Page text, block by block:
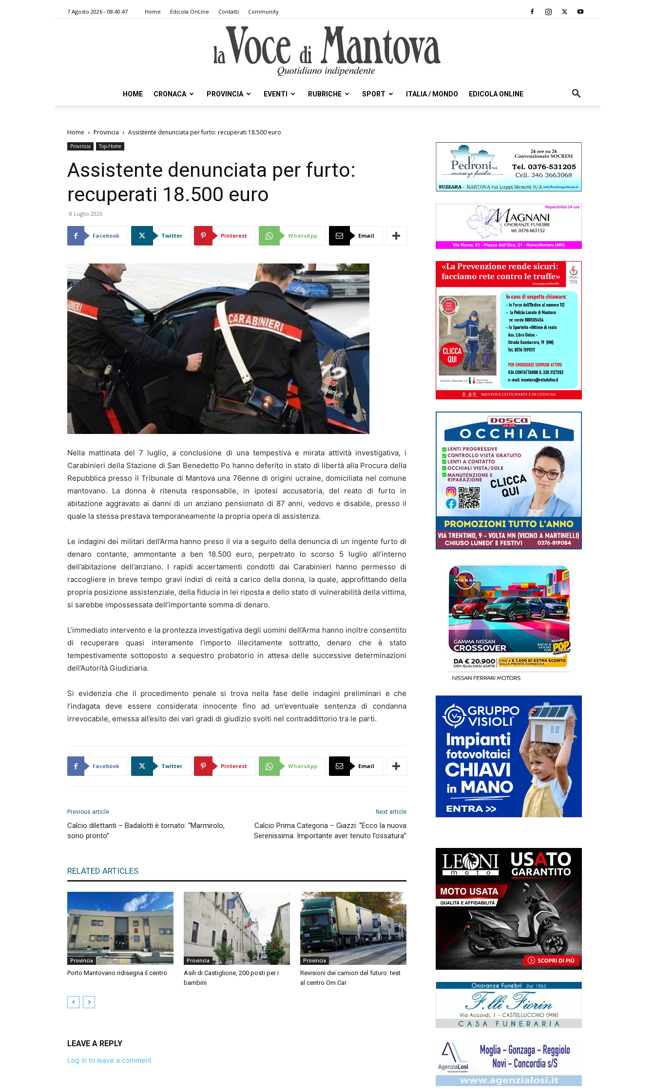
7 Agosto 2026 - 08:40:47 Home Edicola OnLine Contatti Community
Voce
Mantova
HOME CRONACA PROVINCIA EVENTI RUBRICHE SPORT ITALIA / MONDO EDICOLA ONLINE
Home Provincia Assistente denunciata per furto: recuperati 18.500 euro
Provincia Top-Home
Assistente denunciata per furto:
recuperati 18.500 euro
8 Luglio 2026
Facebook Twitter Pinterest WhatsApp Email
Nella mattinata del 7 luglio, a conclusione di una tempestiva e mirata attività investigativa, i
Carabinieri della Stazione di San Benedetto Po hanno deferito in stato di libertà alla Procura della
Repubblica presso il Tribunale di Mantova una 76enne di origini ucraine, domiciliata nel comune
mantovano. La donna è ritenuta responsabile, in ipotesi accusatoria, del reato di furto in
abitazione aggravato ai danni di un anziano pensionato di 87 anni, vedovo e disabile, presso il
quale la stessa prestava temporaneamente la propria opera di assistenza.
Le indagini dei militari dell’Arma hanno preso il via a seguito della denuncia di un ingente furto di
denaro contante, ammontante a ben 18.500 euro, perpetrato lo scorso 5 luglio all’interno
dell’abitazione dell’anziano. I rapidi accertamenti condotti dai Carabinieri hanno permesso di
raccogliere in breve tempo gravi indizi di reità a carico della donna, la quale, approfittando della
propria posizione assistenziale, della fiducia in lei riposta e dello stato di vulnerabilità della vittima,
si sarebbe impossessata dell’importante somma di denaro.
L’immediato intervento e la prontezza investigativa degli uomini dell’Arma hanno inoltre consentito
di recuperare quasi interamente l’importo illecitamente sottratto, denaro che è stato
tempestivamente sottoposto a sequestro probatorio in attesa delle successive determinazioni
dell’Autorità Giudiziaria.
Si evidenzia che il procedimento penale si trova nella fase delle indagini preliminari e che
l’indagata deve essere considerata innocente fino ad un’eventuale sentenza di condanna
irrevocabile, emessa all’esito dei vari gradi di giudizio svolti nel contraddittorio tra le parti.
Facebook Twitter Pinterest WhatsApp Email
Previous article
Calcio dilettanti – Badalotti è tornato: “Marmirolo,
sono pronto”
Next article
Calcio Prima Categoria – Giazzi: “Ecco la nuova
Serenissima. Importante aver tenuto l’ossatura”
RELATED ARTICLES
Provincia
Porto Mantovano ridisegna il centro
Provincia
Asili di Castiglione, 200 posti per i
bambini
Provincia
Revisioni dei camion del futuro: test
al centro Om.Car
LEAVE A REPLY
Log in to leave a comment